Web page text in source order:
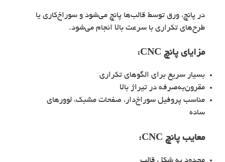
در پانچ، ورق توسط قالب‌ها پانچ می‌شود و سوراخ‌کاری یا
طرح‌های تکراری با سرعت بالا انجام می‌شود.
مزایای پانچ CNC:
بسیار سریع برای الگوهای تکراری
مقرون‌به‌صرفه در تیراژ بالا
مناسب پروفیل سوراخ‌دار، صفحات مشبک، لوورهای
ساده
معایب پانچ CNC: